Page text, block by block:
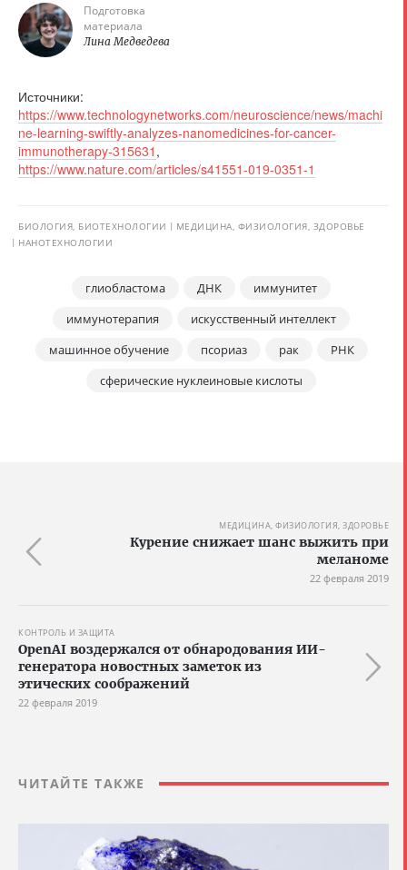
Подготовка
материала
Лина Медведева
Источники:
https://www.technologynetworks.com/neuroscience/news/machi
ne-learning-swiftly-analyzes-nanomedicines-for-cancer-
immunotherapy-315631 ,
https://www.nature.com/articles/s41551-019-0351-1
БИОЛОГИЯ, БИОТЕХНОЛОГИИ
МЕДИЦИНА, ФИЗИОЛОГИЯ, ЗДОРОВЬЕ
НАНОТЕХНОЛОГИИ
глиобластома ДНК
иммунитет
иммунотерапия
искусственный интеллект
машинное обучение
псориаз рак
РНК
сферические нуклеиновые кислоты
МЕДИЦИНА, ФИЗИОЛОГИЯ, ЗДОРОВЬЕ
Курение снижает шанс выжить при
меланоме
22 февраля 2019
КОНТРОЛЬ И ЗАЩИТА
OpenAI воздержался от обнародования ИИ-
генератора новостных заметок из
этических соображений
22 февраля 2019
ЧИТАЙТЕ ТАКЖЕ